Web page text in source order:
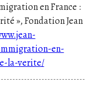
en France :
», Fondation Jean
en-
la-verite/